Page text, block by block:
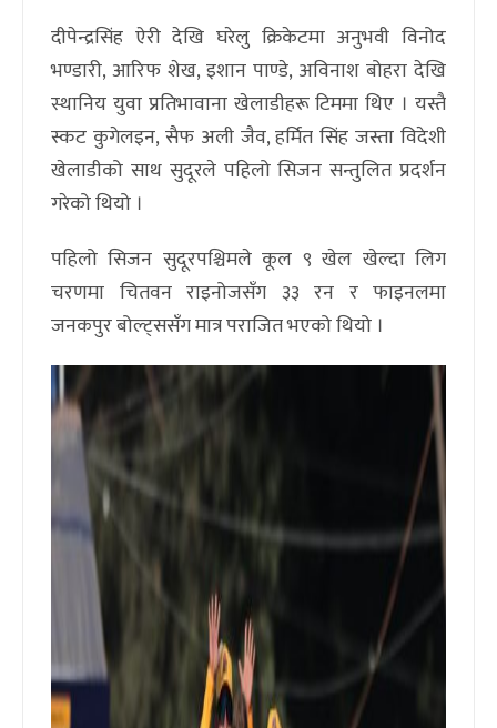
दीपेन्द्रसिंह ऐरी देखि घरेलु क्रिकेटमा अनुभवी विनोद
भण्डारी, आरिफ शेख, इशान पाण्डे, अविनाश बोहरा देखि
स्थानिय युवा प्रतिभावाना खेलाडीहरू टिममा थिए । यस्तै
स्कट कुगेलइन, सैफ अली जैव, हर्मित सिंह जस्ता विदेशी
खेलाडीको साथ सुदूरले पहिलो सिजन सन्तुलित प्रदर्शन
गरेको थियो ।
पहिलो सिजन सुदूरपश्चिमले कूल ९ खेल खेल्दा लिग
चरणमा चितवन राइनोजसँग ३३ रन र फाइनलमा
जनकपुर बोल्ट्ससँग मात्र पराजित भएको थियो ।